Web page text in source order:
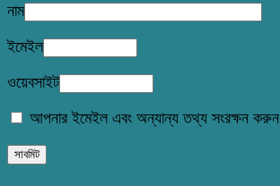
নাম
ইমেইল
ওয়েবসাইট
আপনার ইমেইল এবং অন্যান্য তথ্য সংরক্ষন করুন